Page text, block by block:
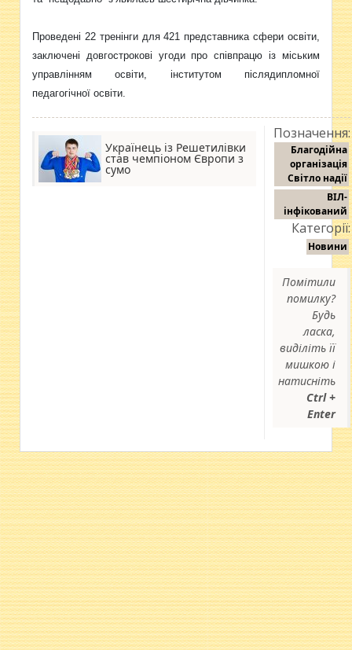
Проведені 22 тренінги для 421 представника сфери освіти,
заключені довгострокові угоди про співпрацю із міським
управлінням освіти, інститутом післядипломної
педагогічної освіти.
Українець із Решетилівки
став чемпіоном Європи з
сумо
Позначення:
Благодійна
організація
Світло надії
ВІЛ-
інфікований
Категорії:
Новини
Помітили
помилку?
Будь
ласка,
виділіть її
мишкою і
натисніть
Ctrl +
Enter